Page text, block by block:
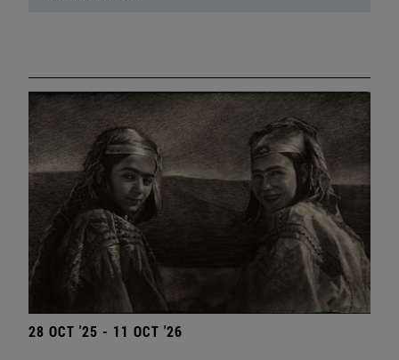
28 OCT '25 - 11 OCT '26